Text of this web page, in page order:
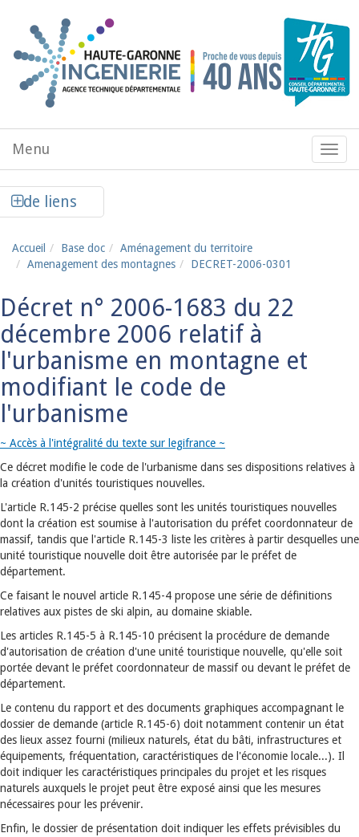
Menu
de
Menu
de liens
Accueil Base doc
Aménagement du territoire
Amenagement des montagnes
DECRET-2006-0301
Décret n° 2006-1683 du 22
décembre 2006 relatif à
l'urbanisme en montagne et
modifiant le code de
l'urbanisme
~ Accès à l'intégralité du texte sur legifrance ~
Ce décret modifie le code de l'urbanisme dans ses dispositions relatives à
la création d'unités touristiques nouvelles.
L'article R.145-2 précise quelles sont les unités touristiques nouvelles
dont la création est soumise à l'autorisation du préfet coordonnateur de
massif, tandis que l'article R.145-3 liste les critères à partir desquelles une
unité touristique nouvelle doit être autorisée par le préfet de
département.
Ce faisant le nouvel article R.145-4 propose une série de définitions
relatives aux pistes de ski alpin, au domaine skiable.
Les articles R.145-5 à R.145-10 précisent la procédure de demande
d'autorisation de création d'une unité touristique nouvelle, qu'elle soit
portée devant le préfet coordonnateur de massif ou devant le préfet de
département.
Le contenu du rapport et des documents graphiques accompagnant le
dossier de demande (article R.145-6) doit notamment contenir un état
des lieux assez fourni (milieux naturels, état du bâti, infrastructures et
équipements, fréquentation, caractéristiques de l'économie locale...). Il
doit indiquer les caractéristiques principales du projet et les risques
naturels auxquels le projet peut être exposé ainsi que les mesures
nécessaires pour les prévenir.
Enfin, le dossier de présentation doit indiquer les effets prévisibles du